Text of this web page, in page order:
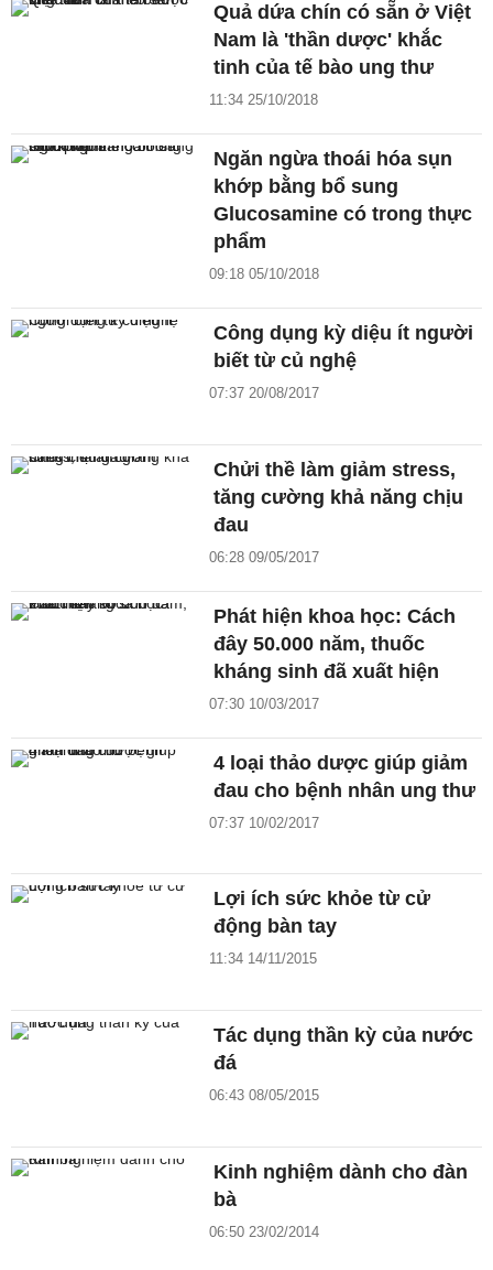
Quả dứa chín có sẵn ở Việt
Nam là 'thần dược' khắc
tinh của tế bào ung thư
11:34 25/10/2018
Ngăn ngừa thoái hóa sụn
khớp bằng bổ sung
Glucosamine có trong thực
phẩm
09:18 05/10/2018
Công dụng kỳ diệu ít người
biết từ củ nghệ
07:37 20/08/2017
Chửi thề làm giảm stress,
tăng cường khả năng chịu
đau
06:28 09/05/2017
Phát hiện khoa học: Cách
đây 50.000 năm, thuốc
kháng sinh đã xuất hiện
07:30 10/03/2017
4 loại thảo dược giúp giảm
đau cho bệnh nhân ung thư
07:37 10/02/2017
Lợi ích sức khỏe từ cử
động bàn tay
11:34 14/11/2015
Tác dụng thần kỳ của nước
đá
06:43 08/05/2015
Kinh nghiệm dành cho đàn
bà
06:50 23/02/2014